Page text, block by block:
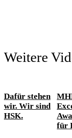
Weitere
Dafür stehen
wir. Wir sind
HSK.
für